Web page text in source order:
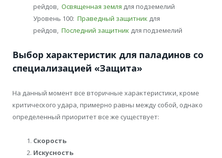
рейдов, Освященная земля для подземелий
Уровень 100: Праведный защитник для
рейдов, Последний защитник для подземелий
Выбор характеристик для паладинов со
специализацией «Защита»
На данный момент все вторичные характеристики, кроме
критического удара, примерно равны между собой, однако
определенный приоритет все же существует:
Скорость
Искусность